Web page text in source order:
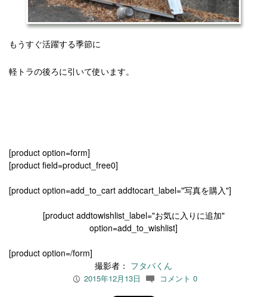
もうすぐ活躍する季節に
軽トラの後ろに引いて使います。
[product option=form]
[product field=product_free0]
[product option=add_to_cart addtocart_label="写真を購入"]
[product addtowishlist_label="お気に入りに追加"
option=add_to_wishlist]
[product option=/form]
撮影者： フタバくん
P 2015年12月13日 c コメント 0